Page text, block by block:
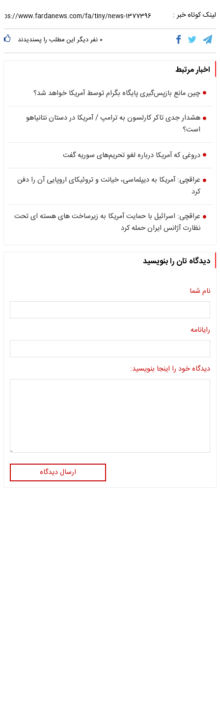
لینک کوتاه خبر :
۰ نفر دیگر این مطلب را پسندیدند
اخبار مرتبط
چین مانع بازپس‌گیری پایگاه بگرام توسط آمریکا خواهد شد؟
هشدار جدی تاکر کارلسون به ترامپ / آمریکا در دستان نتانیاهو
است؟
دروغی که آمریکا درباره لغو تحریم‌های سوریه گفت
عراقچی: آمریکا به دیپلماسی، خیانت و تروئیکای اروپایی آن را دفن
کرد
عراقچی: اسرائیل با حمایت آمریکا به زیرساخت های هسته ای تحت
نظارت آژانس ایران حمله کرد
دیدگاه تان را بنویسید
نام شما
رایانامه
دیدگاه خود را اینجا بنویسید:
ارسال دیدگاه